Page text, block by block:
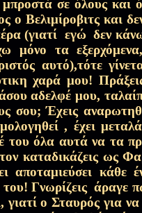
2026
2026
2026 Της
2026
σε όλους και
ο Βελιμίροβιτς και
(γιατί εγώ δεν
μόνο τα
αυτό),τότε
χαρά μου!
αδελφέ μου,
σου; Έχεις
, έχει
του όλα αυτά να τα
καταδικάζεις ως
αποταμιεύσει κάθε
Γνωρίζεις άραγε
γιατί ο Σταυρός για να